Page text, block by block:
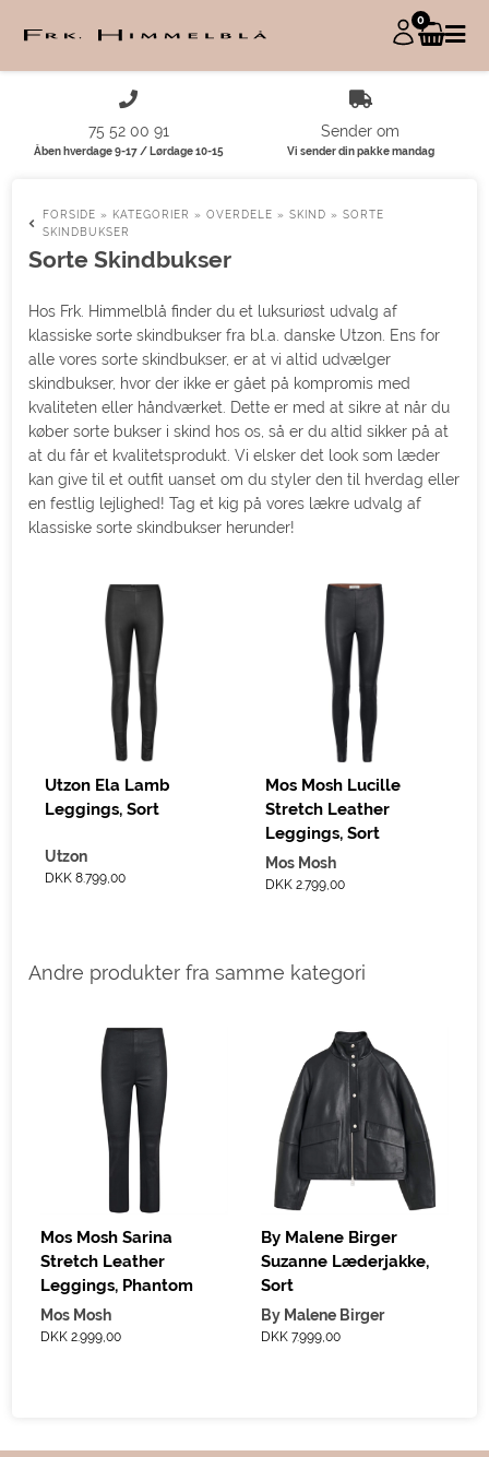
0
75 52 00 91
Åben hverdage 9-17 / Lørdage 10-15
Sender om
Vi sender din pakke mandag
FORSIDE » KATEGORIER »OVERDELE »SKIND »SORTE
SKINDBUKSER
Sorte Skindbukser
Hos Frk. Himmelblå finder du et luksuriøst udvalg af
klassiske sorte skindbukser fra bl.a. danske Utzon. Ens for
alle vores sorte skindbukser, er at vi altid udvælger
skindbukser, hvor der ikke er gået på kompromis med
kvaliteten eller håndværket. Dette er med at sikre at når du
køber sorte bukser i skind hos os, så er du altid sikker på at
at du får et kvalitetsprodukt. Vi elsker det look som læder
kan give til et outfit uanset om du styler den til hverdag eller
en festlig lejlighed! Tag et kig på vores lækre udvalg af
klassiske sorte skindbukser herunder!
Utzon Ela Lamb
Leggings, Sort
Utzon
DKK 8.799,00
Mos Mosh Lucille
Stretch Leather
Leggings, Sort
Mos Mosh
DKK 2.799,00
Andre produkter fra samme kategori
Mos Mosh Sarina
Stretch Leather
Leggings, Phantom
Mos Mosh
DKK 2.999,00
By Malene Birger
Suzanne Læderjakke,
Sort
By Malene Birger
DKK 7.999,00